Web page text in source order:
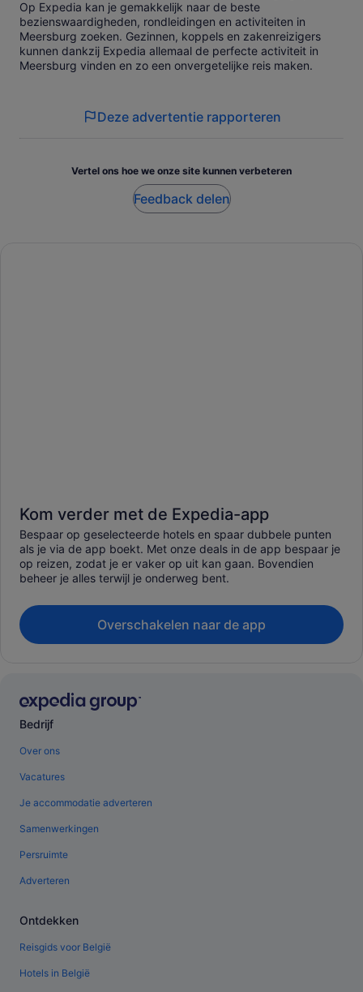
Op Expedia kan je gemakkelijk naar de beste
bezienswaardigheden, rondleidingen en activiteiten in
Meersburg zoeken. Gezinnen, koppels en zakenreizigers
kunnen dankzij Expedia allemaal de perfecte activiteit in
Meersburg vinden en zo een onvergetelijke reis maken.
Deze advertentie rapporteren
Vertel ons hoe we onze site kunnen verbeteren
Feedback delen
Kom verder met de Expedia-app
Bespaar op geselecteerde hotels en spaar dubbele punten
als je via de app boekt. Met onze deals in de app bespaar je
op reizen, zodat je er vaker op uit kan gaan. Bovendien
beheer je alles terwijl je onderweg bent.
Overschakelen naar de app
Bedrijf
Over ons
Vacatures
Je accommodatie adverteren
Samenwerkingen
Persruimte
Adverteren
Ontdekken
Reisgids voor België
Hotels in België